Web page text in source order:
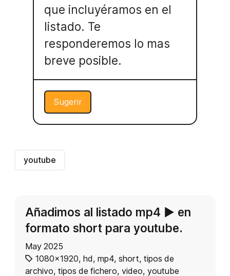
que incluyéramos en el
listado. Te
responderemos lo mas
breve posible.
Sugerir
youtube
Añadimos al listado mp4 ​​▶️​​ en
formato short para youtube.
May 2025
1080x1920,hd,mp4,short,tipos de
archivo,tipos de fichero,video,youtube